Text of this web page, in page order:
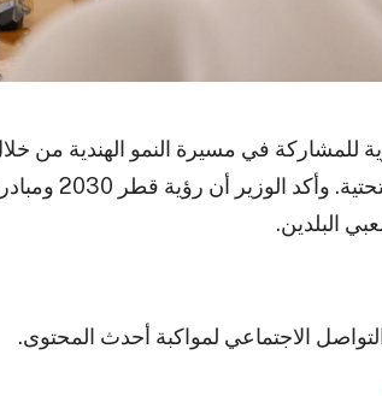
للمشاركة في مسيرة النمو الهندية من
البلدين.
الاجتماعي لمواكبة أحدث المحتوى.